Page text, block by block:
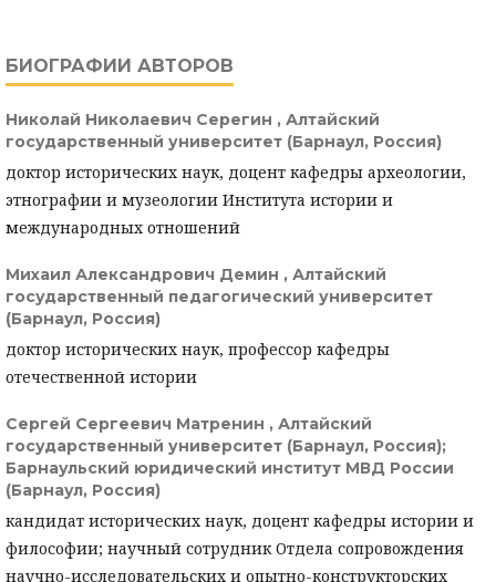
БИОГРАФИИ АВТОРОВ
Николай Николаевич Серегин , Алтайский
государственный университет (Барнаул, Россия)
доктор исторических наук, доцент кафедры археологии,
этнографии и музеологии Института истории и
международных отношений
Михаил Александрович Демин , Алтайский
государственный педагогический университет
(Барнаул, Россия)
доктор исторических наук, профессор кафедры
отечественной истории
Сергей Сергеевич Матренин , Алтайский
государственный университет (Барнаул, Россия);
Барнаульский юридический институт МВД России
(Барнаул, Россия)
кандидат исторических наук, доцент кафедры истории и
философии; научный сотрудник Отдела сопровождения
научно-исследовательских и опытно-конструкторских